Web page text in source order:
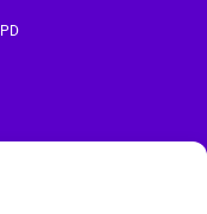
LEGO® est une